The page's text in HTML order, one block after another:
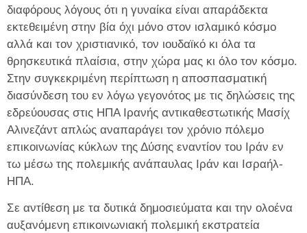
διαφόρους λόγους ότι η γυναίκα είναι απαράδεκτα
εκτεθειμένη στην βία όχι μόνο στον ισλαμικό κόσμο
αλλά και τον χριστιανικό, τον ιουδαϊκό κι όλα τα
θρησκευτικά πλαίσια, στην χώρα μας κι όλο τον κόσμο.
Στην συγκεκριμένη περίπτωση η αποσπασματική
διασύνδεση του εν λόγω γεγονότος με τις δηλώσεις της
εδρεύουσας στις ΗΠΑ Ιρανής αντικαθεστωτικής Μασίχ
Αλινεζάντ απλώς αναπαράγει τον χρόνιο πόλεμο
επικοινωνίας κύκλων της Δύσης εναντίον του Ιράν εν
τω μέσω της πολεμικής ανάπαυλας Ιράν και Ισραήλ-
ΗΠΑ.
Σε αντίθεση με τα δυτικά δημοσιεύματα και την ολοένα
αυξανόμενη επικοινωνιακή πολεμική εκστρατεία